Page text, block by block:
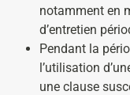
notamment en
d’entretien
Pendant la
l’utilisation
une clause